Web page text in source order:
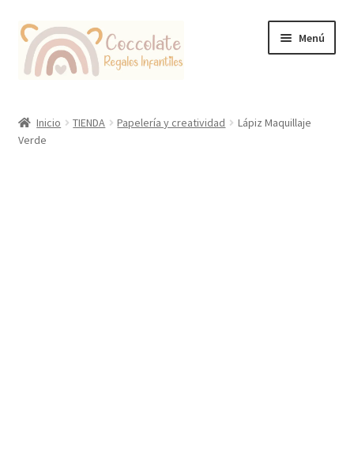
Ir
la
Ir
contenido
Menú
Coccolate Puericultura y Juguetería Educativa
Inicio TIENDA Papelería y creatividad
Lápiz Maquillaje
Verde